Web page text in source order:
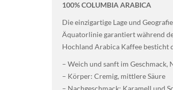
100% COLUMBIA ARABICA
Die einzigartige Lage und
Äquatorlinie garantiert während
Hochland Arabica Kaffee besticht
– Weich und sanft im
– Körper: Cremig, mittlere Säure
– Nachgeschmack: Karamell und